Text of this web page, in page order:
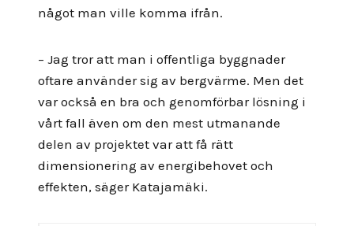
något man ville komma ifrån.
– Jag tror att man i offentliga byggnader
oftare använder sig av bergvärme. Men det
var också en bra och genomförbar lösning i
vårt fall även om den mest utmanande
delen av projektet var att få rätt
dimensionering av energibehovet och
effekten, säger Katajamäki.